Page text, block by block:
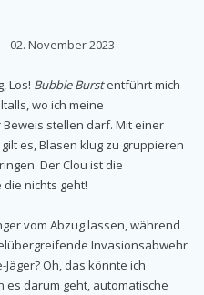
02. November 2023
Los! Bubble Burstentführt mich
wo ich meine
stellen darf. Mit einer
es, Blasen klug zu gruppieren
Der Clou ist die
nichts geht!
vom Abzug lassen, während
Invasionsabwehr
Oh, das könnte ich
es darum geht, automatische